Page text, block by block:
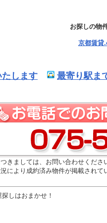
お探しの物
京都賃貸
します 最寄り駅ま
きましては、お問い合わせくださ
により成約済み物件が掲載され
しはおまかせ！